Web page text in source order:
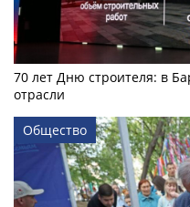
70 лет Дню строителя: в
отрасли
Общество